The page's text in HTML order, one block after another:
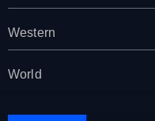
Western
World